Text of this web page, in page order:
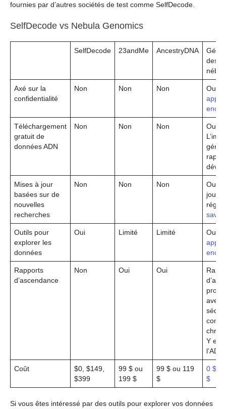
fournies par d’autres sociétés de test comme SelfDecode.
SelfDecode vs Nebula Genomics
SelfDecode 23andMe AncestryDNA
des
Axé sur la
confidentialité
Non Non Non
Oui (
Téléchargement
gratuit de
données ADN
Non Non Non
Oui.
Mises à jour
basées sur de
nouvelles
recherches
Non Non Non
Oui,
jour
Outils pour
explorer les
données
Oui Limité Limité
Oui (
Rapports
d’ascendance
Non Oui Oui
avec
Y et
Coût
$0, $149,
$399
99 $ ou
199 $
99 $ ou 119
$
0 $,
$
Si vous êtes intéressé par des outils pour explorer vos données